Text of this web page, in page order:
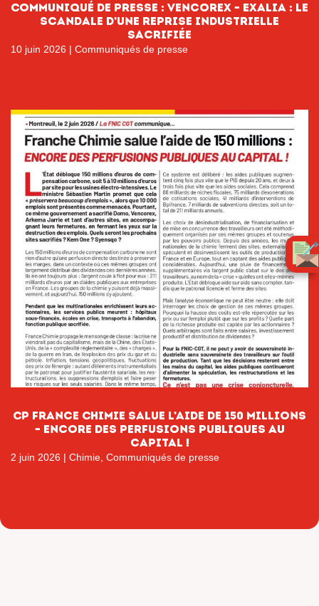
Communiqué de presse : Vencorex – Exalia : Le
scandale d’une reprise industrielle
sacrifiée
10 juin 2026 | Communiqués de presse
CP France Chimie salue l’aide de 150 millions
– encore des perfusions publiques au
capital !
2 juin 2026 | Chimie Communiqués de presse